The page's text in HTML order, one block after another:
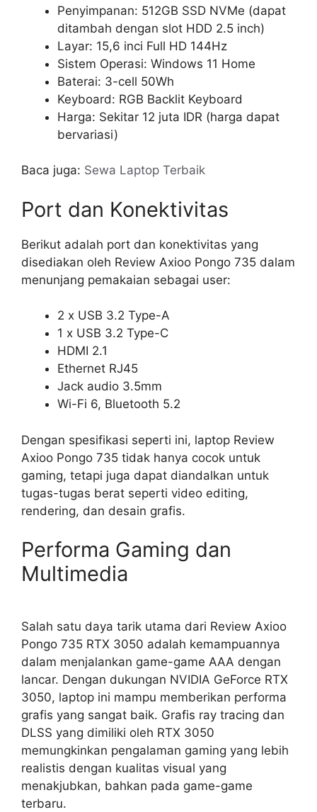
Penyimpanan: 512GB SSD NVMe (dapat
ditambah dengan slot HDD 2.5 inch)
Layar: 15,6 inci Full HD 144Hz
Sistem Operasi: Windows 11 Home
Baterai: 3-cell 50Wh
Keyboard: RGB Backlit Keyboard
Harga: Sekitar 12 juta IDR (harga dapat
bervariasi)
Baca juga: Sewa Laptop Terbaik
Port dan Konektivitas
Berikut adalah port dan konektivitas yang
disediakan oleh Review Axioo Pongo 735 dalam
menunjang pemakaian sebagai user:
2 x USB 3.2 Type-A
1 x USB 3.2 Type-C
HDMI 2.1
Ethernet RJ45
Jack audio 3.5mm
Wi-Fi 6, Bluetooth 5.2
Dengan spesifikasi seperti ini, laptop Review
Axioo Pongo 735 tidak hanya cocok untuk
gaming, tetapi juga dapat diandalkan untuk
tugas-tugas berat seperti video editing,
rendering, dan desain grafis.
Performa Gaming dan
Multimedia
Salah satu daya tarik utama dari Review Axioo
Pongo 735 RTX 3050 adalah kemampuannya
dalam menjalankan game-game AAA dengan
lancar. Dengan dukungan NVIDIA GeForce RTX
3050, laptop ini mampu memberikan performa
grafis yang sangat baik. Grafis ray tracing dan
DLSS yang dimiliki oleh RTX 3050
memungkinkan pengalaman gaming yang lebih
realistis dengan kualitas visual yang
menakjubkan, bahkan pada game-game
terbaru.